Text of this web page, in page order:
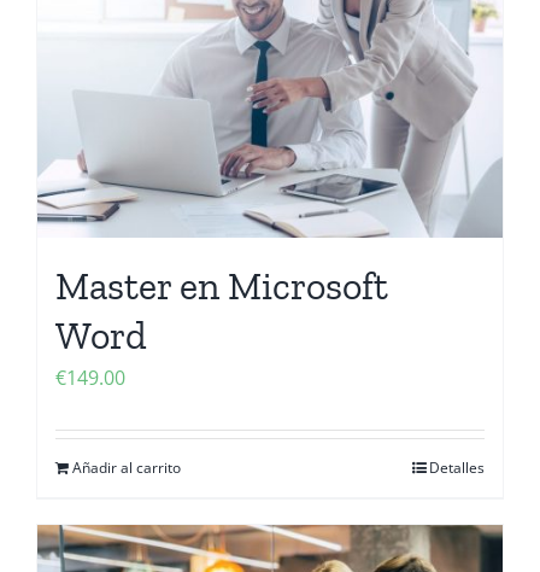
Master en Microsoft
Word
€149.00
Añadir al carrito Detalles